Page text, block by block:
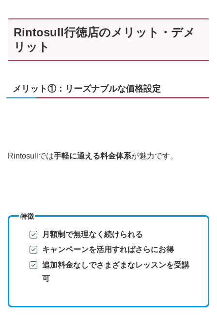
Rintosull行徳店のメリット・デメ
リット
メリット①：リーズナブルな価格設定
Rintosullでは手軽に通える料金体系が魅力です。
特徴
月額制で無理なく続けられる
キャンペーンを活用すればさらにお得
追加料金なしでさまざまなレッスンを受講
可